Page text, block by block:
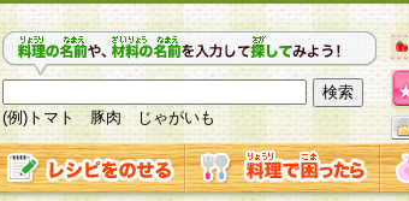
(例)トマト 豚肉 じゃがいも